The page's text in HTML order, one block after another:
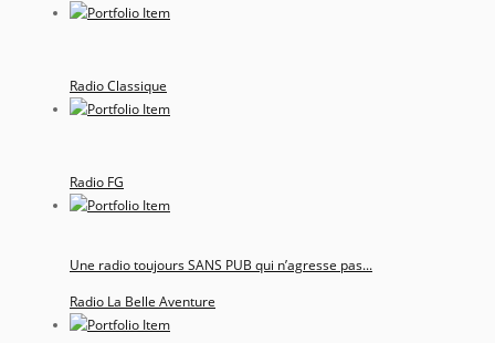
Radio Classique
Radio FG
Une radio toujours SANS PUB qui n’agresse pas...
Radio La Belle Aventure